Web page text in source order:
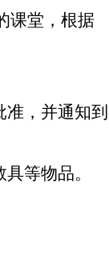
课堂，根据
，并通知到
等物品。